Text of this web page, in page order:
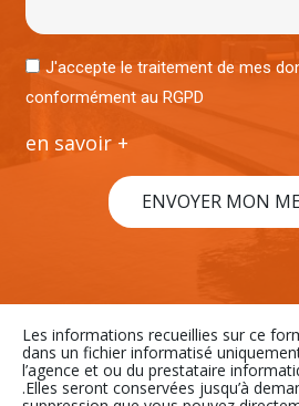
J'accepte le traitement de mes
conformément au RGPD
en savoir +
ENVOYER MON
Les informations recueillies sur ce
dans un fichier informatisé
l’agence et ou du prestataire
.Elles seront conservées jusqu’à